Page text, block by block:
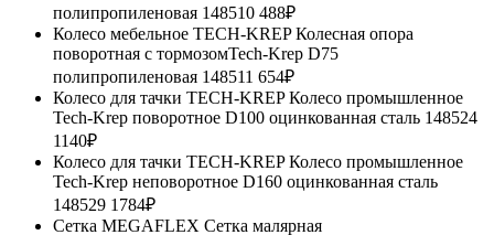
полипропиленовая 148510 488₽
Колесо мебельное TECH-KREP Колесная опора
поворотная с тормозомTech-Krep D75
полипропиленовая 148511 654₽
Колесо для тачки TECH-KREP Колесо промышленное
Tech-Krep поворотное D100 оцинкованная сталь 148524
1140₽
Колесо для тачки TECH-KREP Колесо промышленное
Tech-Krep неповоротное D160 оцинкованная сталь
148529 1784₽
Сетка MEGAFLEX Сетка малярная